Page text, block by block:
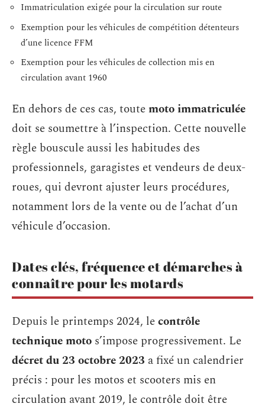
Immatriculation exigée pour la circulation sur route
Exemption pour les véhicules de compétition détenteurs
d’une licence FFM
Exemption pour les véhicules de collection mis en
circulation avant 1960
En dehors de ces cas, toutemoto immatriculée
doit se soumettre à l’inspection. Cette nouvelle
règle bouscule aussi les habitudes des
professionnels, garagistes et vendeurs de deux-
roues, qui devront ajuster leurs procédures,
notamment lors de la vente ou de l’achat d’un
véhicule d’occasion.
Dates clés, fréquence et démarches à
connaître pour les motards
Depuis le printemps 2024, lecontrôle
technique moto s’impose progressivement. Le
décret du 23 octobre 2023 a fixé un calendrier
précis : pour les motos et scooters mis en
circulation avant 2019, le contrôle doit être